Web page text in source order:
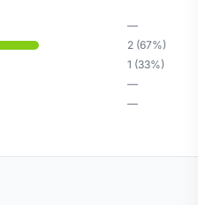
—
2 (67%)
1 (33%)
—
—